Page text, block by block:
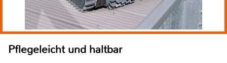
Pflegeleicht und haltbar